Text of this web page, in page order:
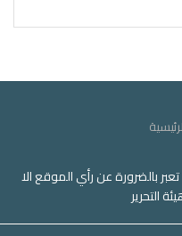
بالضرورة عن رأي الموقع الا
التحرير